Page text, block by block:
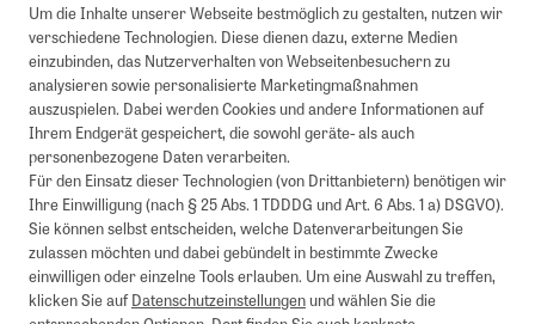
Um die Inhalte unserer Webseite bestmöglich zu gestalten, nutzen wir
verschiedene Technologien. Diese dienen dazu, externe Medien
einzubinden, das Nutzerverhalten von Webseitenbesuchern zu
analysieren sowie personalisierte Marketingmaßnahmen
auszuspielen. Dabei werden Cookies und andere Informationen auf
Ihrem Endgerät gespeichert, die sowohl geräte- als auch
personenbezogene Daten verarbeiten.
Für den Einsatz dieser Technologien (von Drittanbietern) benötigen wir
Ihre Einwilligung (nach § 25 Abs. 1 TDDDG und Art. 6 Abs. 1 a) DSGVO).
Sie können selbst entscheiden, welche Datenverarbeitungen Sie
zulassen möchten und dabei gebündelt in bestimmte Zwecke
einwilligen oder einzelne Tools erlauben. Um eine Auswahl zu treffen,
klicken Sie aufDatenschutzeinstellungenund wählen Sie die